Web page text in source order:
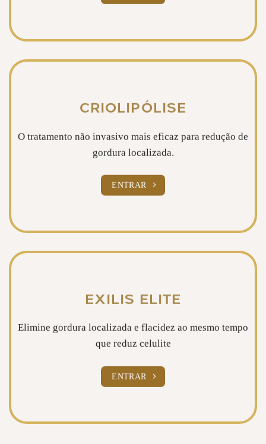
CRIOLIPÓLISE
O tratamento não invasivo mais eficaz para redução de
gordura localizada.
ENTRAR
EXILIS ELITE
Elimine gordura localizada e flacidez ao mesmo tempo
que reduz celulite
ENTRAR